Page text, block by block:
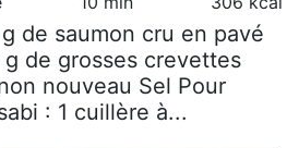
de saumon cru en pavé
g de grosses crevettes
nouveau Sel Pour
: 1 cuillère à...